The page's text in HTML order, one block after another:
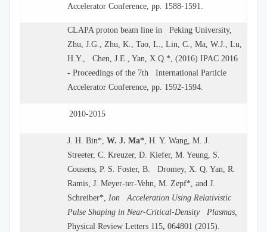
Accelerator Conference, pp. 1588-1591.
CLAPA proton beam line in Peking University,
Zhu, J.G., Zhu, K., Tao, L., Lin, C., Ma, W.J., Lu,
H.Y., Chen, J.E., Yan, X.Q.*, (2016) IPAC 2016
- Proceedings of the 7th International Particle
Accelerator Conference, pp. 1592-1594.
2010-2015
J. H. Bin*, W. J. Ma*, H. Y. Wang, M. J.
Streeter, C. Kreuzer, D. Kiefer, M. Yeung, S.
Cousens, P. S. Foster, B. Dromey, X. Q. Yan, R.
Ramis, J. Meyer-ter-Vehn, M. Zepf*, and J.
Schreiber*, Ion Acceleration Using Relativistic
Pulse Shaping in Near-Critical-Density Plasmas,
Physical Review Letters 115, 064801 (2015).